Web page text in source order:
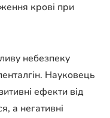
крові при
небезпеку
Науковець
ефекти від
а негативні